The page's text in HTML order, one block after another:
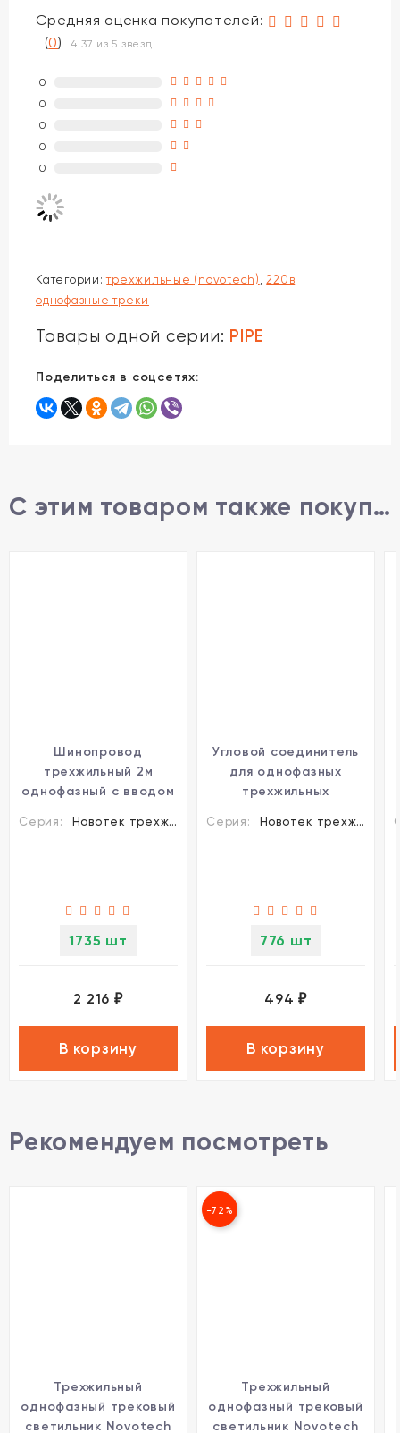
Средняя оценка покупателей:
(0)4.37 из 5 звезд
0
0
0
0
0
Категории:трехжильные (novotech) ,220в
однофазные треки
Товары одной серии: PIPE
Поделиться в соцсетях:
С этим товаром также покупают
Шинопровод
трехжильный 2м
однофазный с вводом
Novotech 135002
Серия: Новотек трехжильные шинопроводы и аксессуары
1735 шт
2 216 ₽
В корзину
Угловой соединитель
для однофазных
трехжильных
Novotech 135008
Серия: Новотек трехжильные шинопроводы и аксессуары
776 шт
494 ₽
В корзину
Рекомендуем посмотреть
Трехжильный
однофазный трековый
светильник Novotech
-72%
Трехжильный
однофазный трековый
светильник Novotech